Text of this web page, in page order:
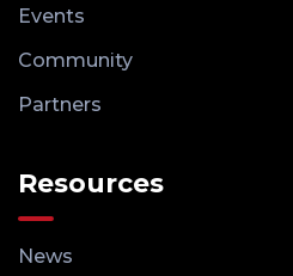
Events
Community
Partners
Resources
News